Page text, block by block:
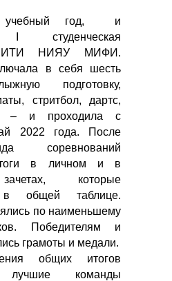
учебный год, и
I студенческая
БИТИ НИЯУ МИФИ.
в себя шесть
подготовку,
стритбол, дартс,
– и проходила с
2022 года. После
соревнований
в личном и в
которые
в общей таблице.
по наименьшему
Победителям и
грамоты и медали.
общих итогов
лучшие команды